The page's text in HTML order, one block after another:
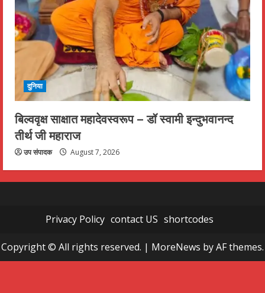
दुनिया
बिल्ववृक्ष साक्षात महादेवस्वरूप – डॉ स्वामी इन्दुभवानन्द
तीर्थ जी महाराज
उप संपादक August 7, 2026
Privacy Policy contact US shortcodes
Copyright © All rights reserved. | MoreNews by AF themes.